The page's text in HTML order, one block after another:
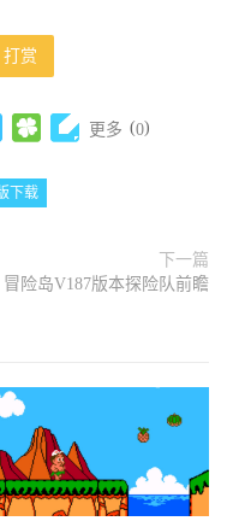
打赏
更多 (0)
下载
下一篇
冒险岛V187版本探险队前瞻